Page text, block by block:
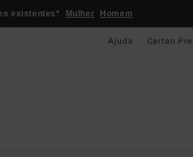
existentes* Mulher Homem
Ajuda Cartao